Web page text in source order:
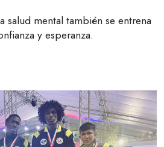
salud mental también se entrena
y esperanza.